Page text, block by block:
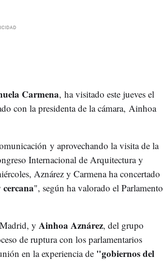
Carmena, ha visitado este jueves el
con la presidenta de la cámara, Ainhoa
y aprovechando la visita de la
Internacional de Arquitectura y
Aznárez y Carmena ha concertado
", según ha valorado el Parlamento
y Ainhoa Aznárez, del grupo
de ruptura con los parlamentarios
en la experiencia de"gobiernos del